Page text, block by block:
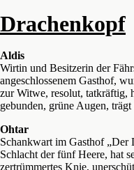
Drachenkopf
Aldis
Wirtin und Besitzerin der
angeschlossenem Gasthof,
zur Witwe, resolut, tatkräftig,
gebunden, grüne Augen,
Ohtar
Schankwart im Gasthof „Der
Schlacht der fünf Heere, hat
zertrümmertes Knie,